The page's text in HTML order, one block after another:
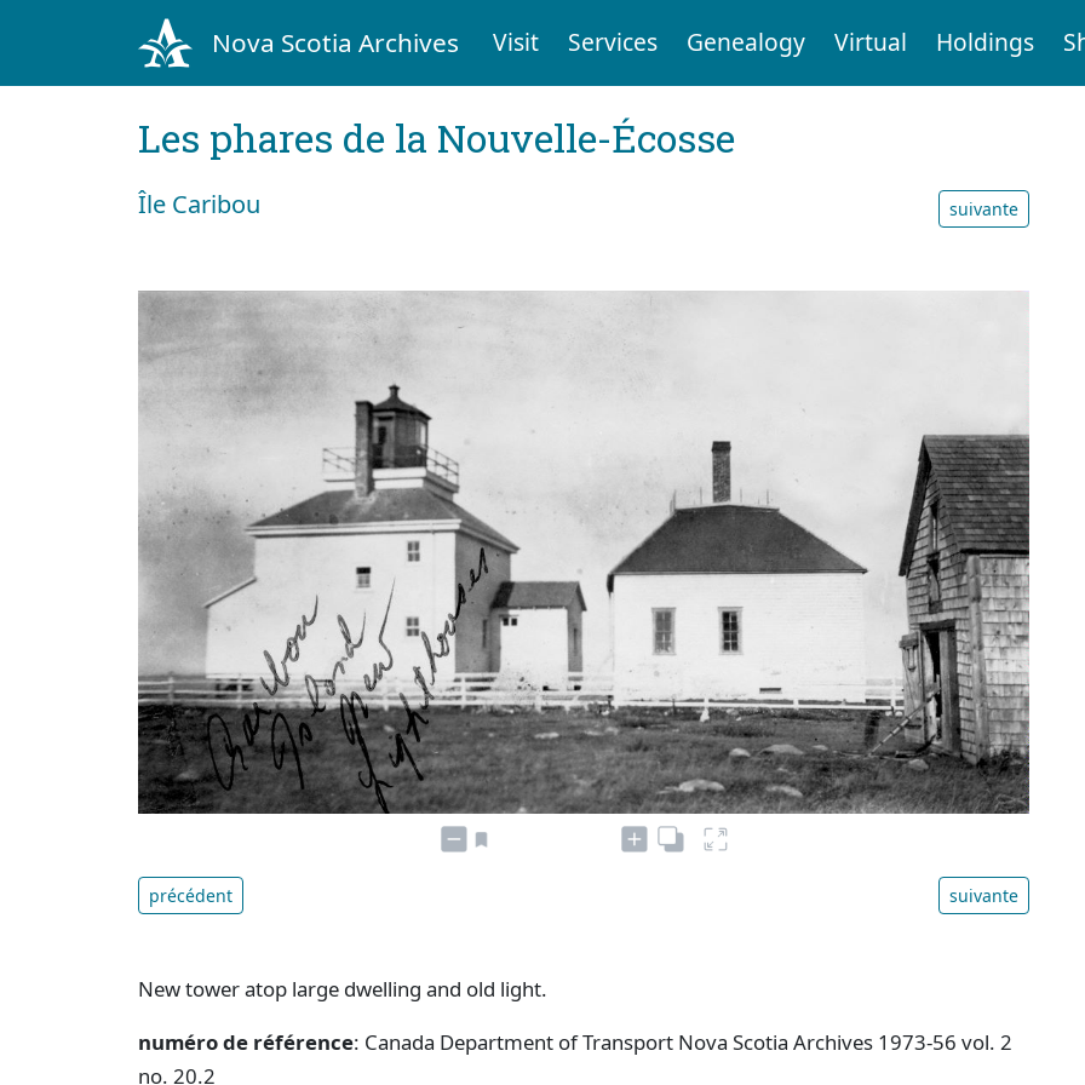
Nova Scotia Archives Visit Services Genealogy Virtual Holdings
Les phares de la Nouvelle-Écosse
Île Caribou suivante
précédent suivante
New tower atop large dwelling and old light.
numéro de référence: Canada Department of Transport Nova Scotia Archives 1973-56 vol. 2
no. 20.2